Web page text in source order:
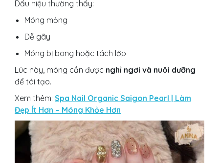
Dấu hiệu thường thấy:
Móng mỏng
Dễ gãy
Móng bị bong hoặc tách lớp
Lúc này, móng cần được nghỉ ngơi và nuôi dưỡng
để tái tạo.
Xem thêm: Spa Nail Organic Saigon Pearl | Làm
Đẹp Ít Hơn – Móng Khỏe Hơn